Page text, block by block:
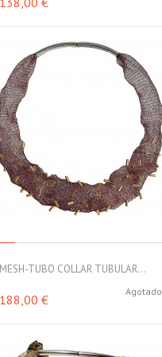
MESH-TUBO COLLAR TUBULAR...
Agotado
188,00 €